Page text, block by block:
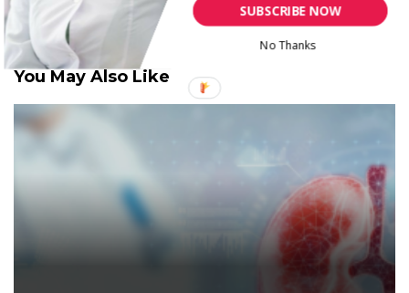
You May Also Like
SUBSCRIBE NOW
No Thanks